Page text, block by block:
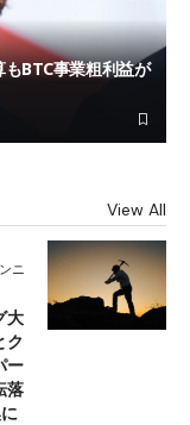
BTC事業粗利益が
View All
ニ
大
ク
ー
落